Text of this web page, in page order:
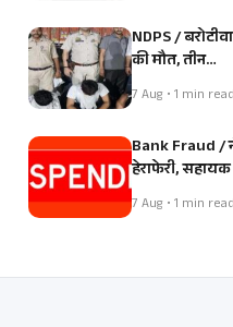
NDPS /
की मौत, तीन…
7 Aug • 1 min read
Bank Fraud /
हेराफेरी,
7 Aug • 1 min read